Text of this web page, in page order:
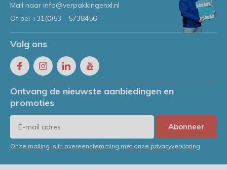
Mail naar info@verpakkingenxl.nl
Of bel +31(0)53 - 5738456
Volg ons
Ontvang de nieuwste aanbiedingen en
promoties
Abonneer
Onze mailing is in overeenstemming met onze privacyverklaring